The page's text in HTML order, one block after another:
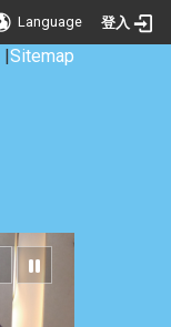
Language 登入
|Sitemap